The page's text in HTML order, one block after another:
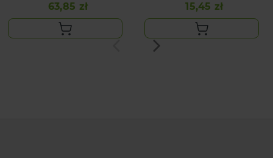
Cena
63,85 zł Cena
15,45 zł